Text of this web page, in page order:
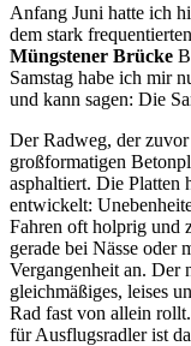
Anfang Juni hatte ich
dem stark
Müngstener Brücke
Samstag habe ich mir
und kann sagen: Die
Der Radweg, der
großformatigen
asphaltiert. Die Platten
entwickelt:
Fahren oft holprig und
gerade bei Nässe oder
Vergangenheit an. Der
gleichmäßiges, leises
Rad fast von allein
für Ausflugsradler ist